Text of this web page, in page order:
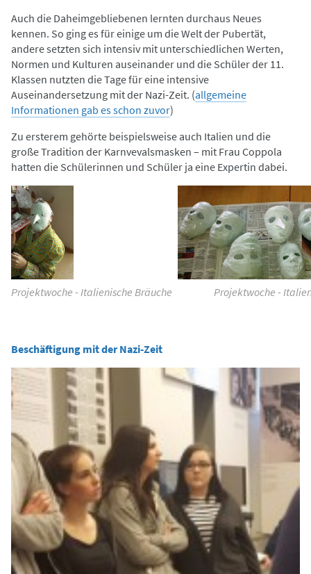
Auch die Daheimgebliebenen lernten durchaus Neues
kennen. So ging es für einige um die Welt der Pubertät,
andere setzten sich intensiv mit unterschiedlichen Werten,
Normen und Kulturen auseinander und die Schüler der 11.
Klassen nutzten die Tage für eine intensive
Auseinandersetzung mit der Nazi-Zeit. (allgemeine
Informationen gab es schon zuvor)
Zu ersterem gehörte beispielsweise auch Italien und die
große Tradition der Karnvevalsmasken – mit Frau Coppola
hatten die Schülerinnen und Schüler ja eine Expertin dabei.
Projektwoche - Italienische Bräuche Projektwoche -
Beschäftigung mit der Nazi-Zeit